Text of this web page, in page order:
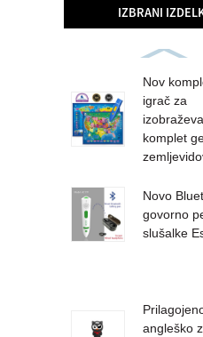
IZBRANI
Nov
igrač za
komplet
Novo
govorno
slušalke
angleško